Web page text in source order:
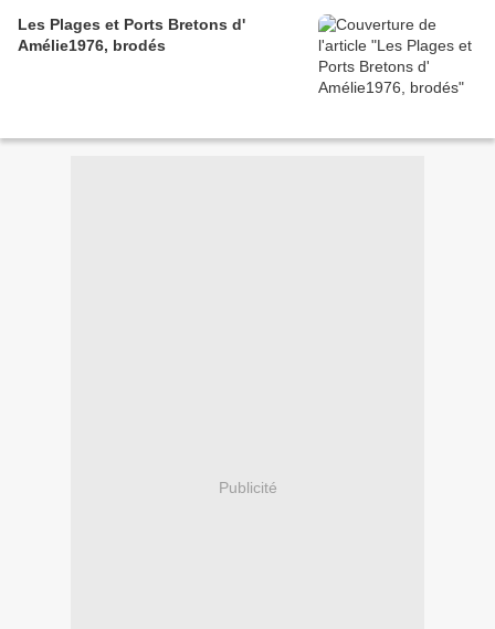
Les Plages et Ports Bretons d'
Amélie1976, brodés
Publicité